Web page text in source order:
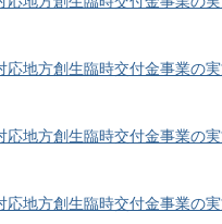
地方創生臨時交付金事業の
地方創生臨時交付金事業の
地方創生臨時交付金事業の